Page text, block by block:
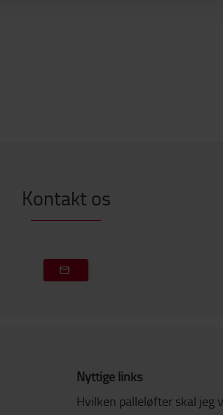
Kontakt os
Nyttige links
Hvilken palleløfter skal jeg